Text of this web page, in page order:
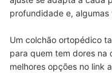
profundidade e, algumas
Um colchão ortopédico
para quem tem dores na
melhores opções no link